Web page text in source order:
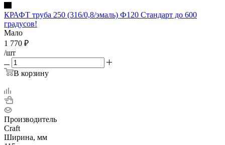
КРАФТ труба 250 (316/0,8/эмаль) Ф120 Стандарт до 600
градусов!
Мало
1 770 ₽
/шт
В корзину
Производитель
Craft
Ширина, мм